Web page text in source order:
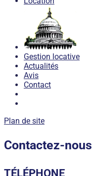
Gestion locative
Actualités
Avis
Contact
Plan de site
Contactez-nous
TÉLÉPHONE